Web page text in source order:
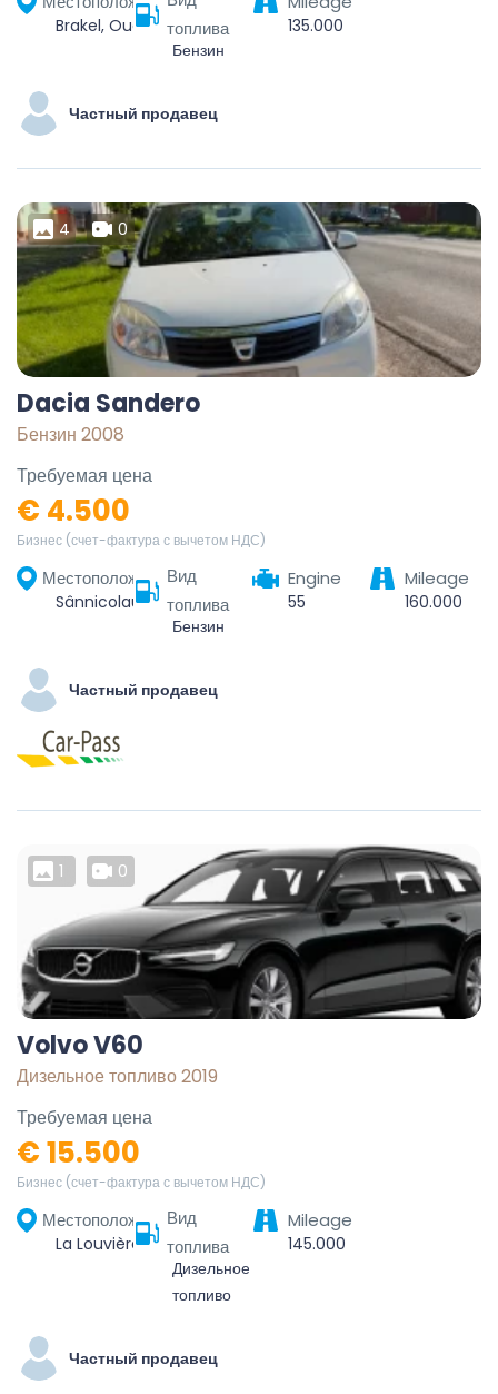
Brakel, Oudenaarde, Oost-Vlaanderen, Vlaanderen, België топлива
Бензин
135.000
Частный продавец
4 0
Dacia Sandero
Бензин 2008
Требуемая цена
€ 4.500
Бизнес (счет-фактура с вычетом НДС)
Местоположение
Sânnicolau Mare, Timiș, 305600, România
Вид
топлива
Бензин
Engine
55
Mileage
160.000
Частный продавец
1 0
Volvo V60
Дизельное топливо 2019
Требуемая цена
€ 15.500
Бизнес (счет-фактура с вычетом НДС)
Местоположение
La Louvière, Hainaut, Wallonie, 7100, Belgique
Вид
топлива
Дизельное
топливо
Mileage
145.000
Частный продавец